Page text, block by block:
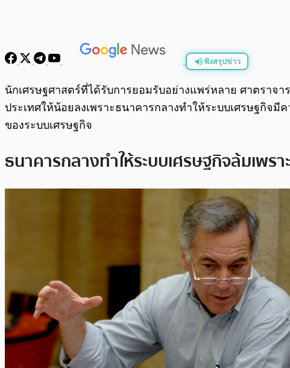
ฟังสรุปข่าว
พร้อมเล่น
นักเศรษฐศาสตร์ที่ได้รับการยอมรับอย่างแพร่หลาย ศาตราจา
ประเทศให้น้อยลงเพราะธนาคารกลางทำให้ระบบเศรษฐกิจ
ของระบบเศรษฐกิจ
ธนาคารกลางทำให้ระบบเศรษฐกิจล้มเพ